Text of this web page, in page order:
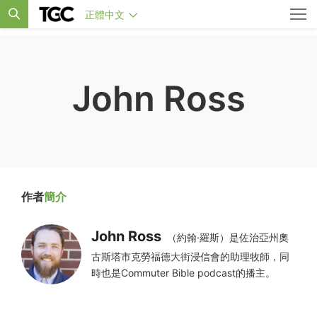
正體中文
John Ross
作者簡介
John Ross
（約翰·羅斯）是佐治亞州奧
古斯塔市克勞福德大街浸信會的助理牧師，同
時也是Commuter Bible podcast的播主。